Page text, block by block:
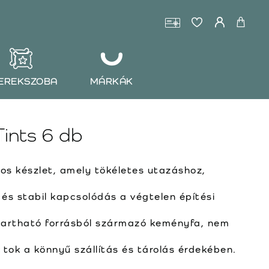
MÁRKÁK
6 db
készlet, amely tökéletes utazáshoz,
és stabil kapcsolódás a végtelen építési
forrásból származó keményfa, nem
tok a könnyű szállítás és tárolás érdekében.